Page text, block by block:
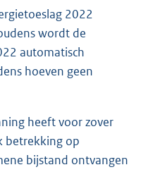
2022
wordt de
automatisch
hoeven geen
heeft voor zover
betrekking op
bijstand ontvangen